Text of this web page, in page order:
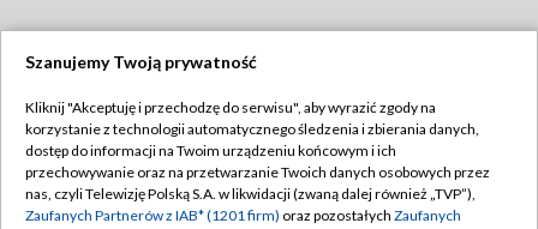
TVP
Abonament TVP
Emisja w TVP
Regulamin TVP
Polityka prywatności
Szanujemy Twoją prywatność
Kliknij "Akceptuję i przechodzę do serwisu", aby wyrazić zgody na
korzystanie z technologii automatycznego śledzenia i zbierania danych,
dostęp do informacji na Twoim urządzeniu końcowym i ich
przechowywanie oraz na przetwarzanie Twoich danych osobowych przez
nas, czyli Telewizję Polską S.A. w likwidacji (zwaną dalej również „TVP”),
Zaufanych Partnerów z IAB* (1201 firm) oraz pozostałych Zaufanych